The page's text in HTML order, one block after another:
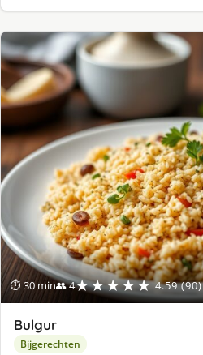
⏱ 30 min👥 4★★★★★ 4.59 (90)
Bulgur
Bijgerechten